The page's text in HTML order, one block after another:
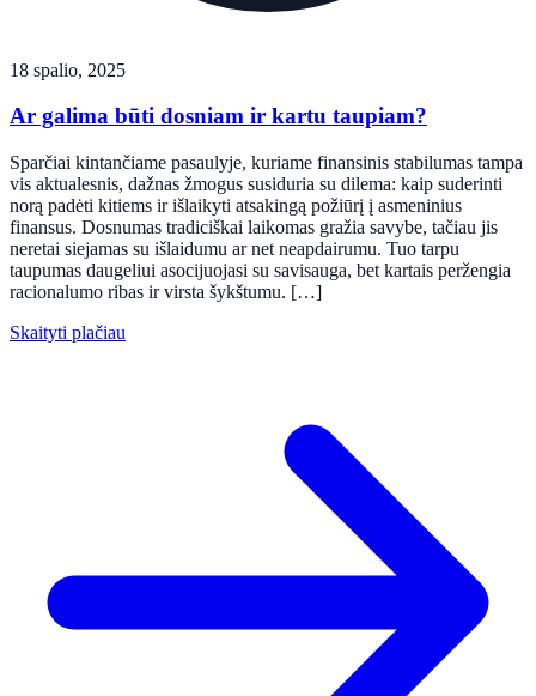
18 spalio, 2025
Ar galima būti dosniam ir kartu taupiam?
Sparčiai kintančiame pasaulyje, kuriame finansinis stabilumas tampa
vis aktualesnis, dažnas žmogus susiduria su dilema: kaip suderinti
norą padėti kitiems ir išlaikyti atsakingą požiūrį į asmeninius
finansus. Dosnumas tradiciškai laikomas gražia savybe, tačiau jis
neretai siejamas su išlaidumu ar net neapdairumu. Tuo tarpu
taupumas daugeliui asocijuojasi su savisauga, bet kartais peržengia
racionalumo ribas ir virsta šykštumu. […]
Skaityti plačiau